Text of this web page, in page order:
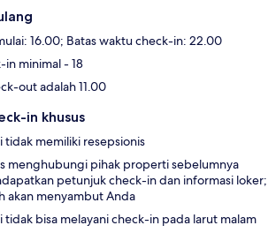
16.00; Batas waktu check-in: 22.00
in minimal - 18
out adalah 11.00
in khusus
tidak memiliki resepsionis
menghubungi pihak properti sebelumnya
petunjuk check-in dan informasi loker;
akan menyambut Anda
tidak bisa melayani check-in pada larut malam